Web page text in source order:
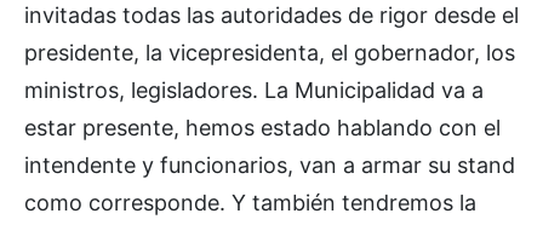
invitadas todas las autoridades de rigor desde el
presidente, la vicepresidenta, el gobernador, los
ministros, legisladores. La Municipalidad va a
estar presente, hemos estado hablando con el
intendente y funcionarios, van a armar su stand
como corresponde. Y también tendremos la